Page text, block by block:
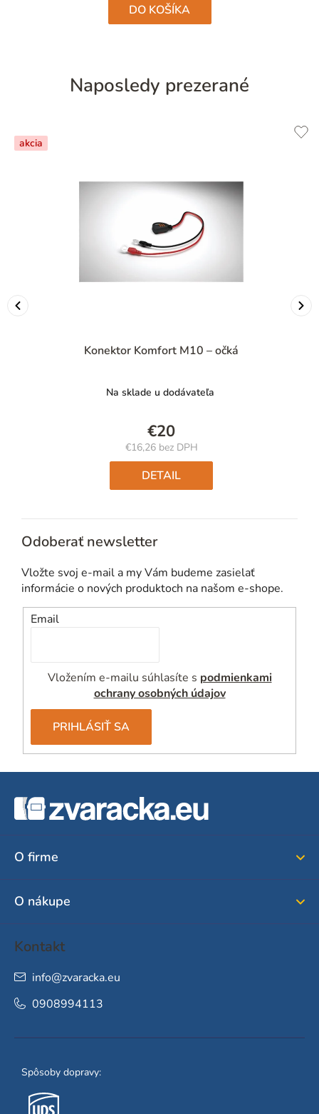
DO KOŠÍKA
Naposledy prezerané
akcia
Konektor Komfort M10 – očká
Na sklade u dodávateľa
€20
€16,26 bez DPH
Jednotková
cena:
DETAIL
Odoberať newsletter
Vložte svoj e-mail a my Vám budeme zasielať
informácie o nových produktoch na našom e-shope.
Email
Vložením e-mailu súhlasíte s podmienkami
ochrany osobných údajov
PRIHLÁSIŤ SA
O firme
O nákupe
Kontakt
info@zvaracka.eu
0908994113
Spôsoby dopravy: